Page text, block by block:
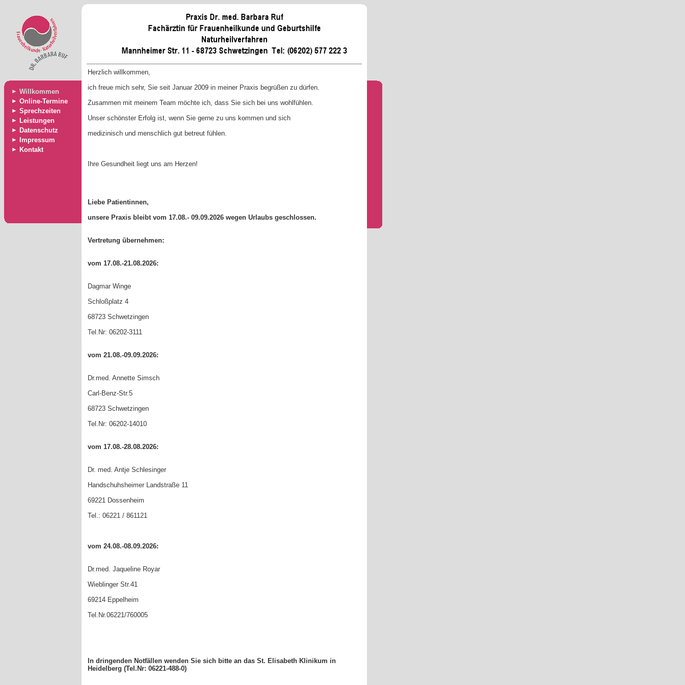
► Willkommen
► Online-Termine
► Sprechzeiten
► Leistungen
► Datenschutz
► Impressum
► Kontakt
Herzlich willkommen,
ich freue mich sehr, Sie seit Januar 2009 in meiner Praxis begrüßen zu dürfen.
Zusammen mit meinem Team möchte ich, dass Sie sich bei uns wohlfühlen.
Unser schönster Erfolg ist, wenn Sie gerne zu uns kommen und sich
medizinisch und menschlich gut betreut fühlen.
Ihre Gesundheit liegt uns am Herzen!
Liebe Patientinnen,
unsere Praxis bleibt vom 17.08.- 09.09.2026 wegen Urlaubs geschlossen.
Vertretung übernehmen:
vom 17.08.-21.08.2026:
Dagmar Winge
Schloßplatz 4
68723 Schwetzingen
Tel.Nr: 06202-3111
vom 21.08.-09.09.2026:
Dr.med. Annette Simsch
Carl-Benz-Str.5
68723 Schwetzingen
Tel.Nr: 06202-14010
vom 17.08.-28.08.2026:
Dr. med. Antje Schlesinger
Handschuhsheimer Landstraße 11
69221 Dossenheim
Tel.: 06221 / 861121
vom 24.08.-08.09.2026:
Dr.med. Jaqueline Royar
Wieblinger Str.41
69214 Eppelheim
Tel.Nr.06221/760005
In dringenden Notfällen wenden Sie sich bitte an das St. Elisabeth Klinikum in
Heidelberg (Tel.Nr: 06221-488-0)